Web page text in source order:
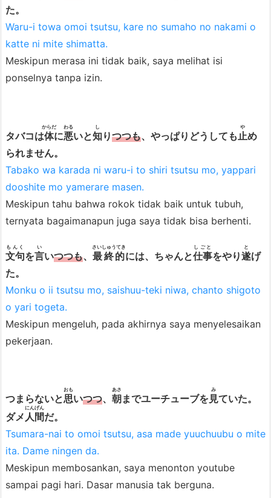
1.
C
o
n
t
o
6.
e
n
g
g
a
a
n
T
s
u
た。
Waru-i towa omoi tsutsu, kare no sumaho no nakami o
katte ni mite shimatta.
Meskipun merasa ini tidak baik, saya melihat isi
ponselnya tanpa izin.
タバコは体
からだ
に悪
わる
いと知
し
りつつも、やっぱりどうしても 止
や
め
られません。
Tabako wa karada ni waru-i to shiri tsutsu mo, yappari
dooshite mo yamerare masen.
Meskipun tahu bahwa rokok tidak baik untuk tubuh,
ternyata bagaimanapun juga saya tidak bisa berhenti.
文句
もんく
を言
い
いつつも、 最終的
さいしゅうてき
には、ちゃんと仕事
しごと
をやり遂
と
げ
た。
Monku o ii tsutsu mo, saishuu-teki niwa, chanto shigoto
o yari togeta.
Meskipun mengeluh, pada akhirnya saya menyelesaikan
pekerjaan.
つまらないと思
おも
いつつ、 朝
あさ
までユーチューブを 見
み
ていた。
ダメ 人間
にんげん
だ。
Tsumara-nai to omoi tsutsu, asa made yuuchuubu o mite
ita. Dame ningen da.
Meskipun membosankan, saya menonton youtube
sampai pagi hari. Dasar manusia tak berguna.